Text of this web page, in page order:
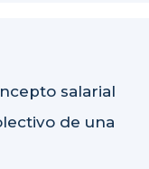
salarial
de una